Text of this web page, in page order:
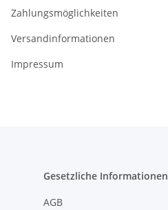
Zahlungsmöglichkeiten
Versandinformationen
Impressum
Gesetzliche Informationen
AGB